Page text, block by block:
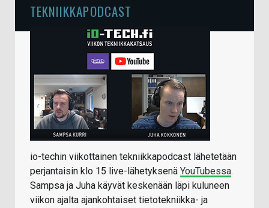
TEKNIIKKAPODCAST
io-techin viikottainen tekniikkapodcast lähetetään
perjantaisin klo 15 live-lähetyksenä YouTubessa.
Sampsa ja Juha käyvät keskenään läpi kuluneen
viikon ajalta ajankohtaiset tietotekniikka- ja